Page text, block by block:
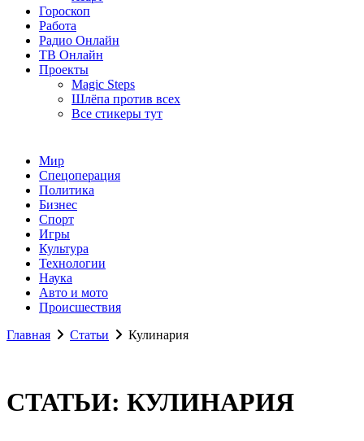
Гороскоп
Работа
Радио Онлайн
ТВ Онлайн
Проекты
Magic Steps
Шлёпа против всех
Все стикеры тут
Мир
Спецоперация
Политика
Бизнес
Спорт
Игры
Культура
Технологии
Наука
Авто и мото
Происшествия
Главная
Статьи Кулинария
СТАТЬИ: КУЛИНАРИЯ